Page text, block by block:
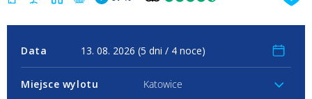
Data
Miejsce wylotu Katowice